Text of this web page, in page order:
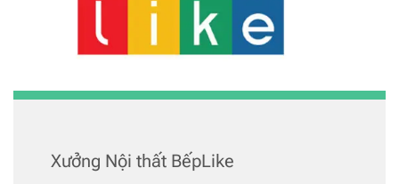
Xưởng Nội thất BếpLike